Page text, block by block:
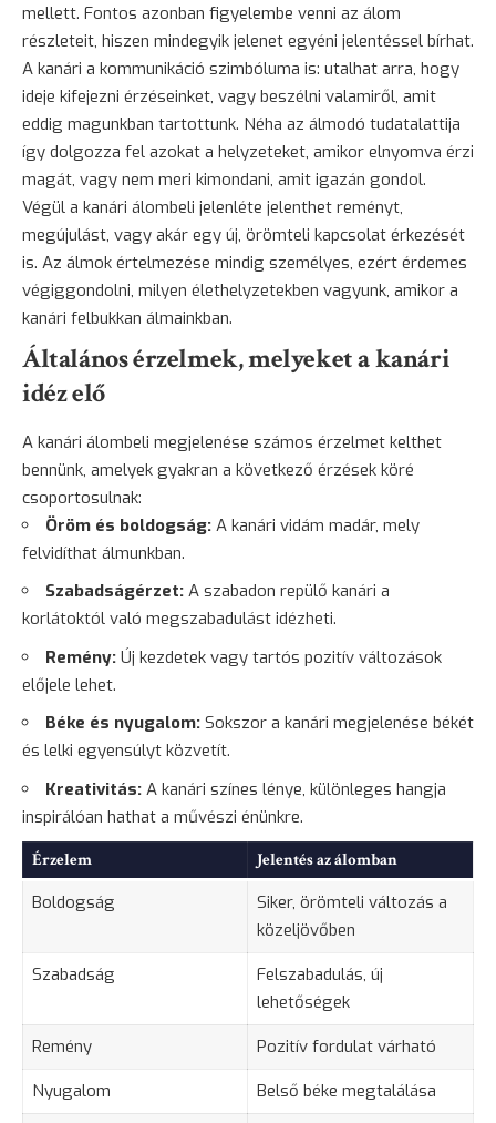
mellett. Fontos azonban figyelembe venni az álom
részleteit, hiszen mindegyik jelenet egyéni jelentéssel bírhat.
A kanári a kommunikáció szimbóluma is: utalhat arra, hogy
ideje kifejezni érzéseinket, vagy beszélni valamiről, amit
eddig magunkban tartottunk. Néha az álmodó tudatalattija
így dolgozza fel azokat a helyzeteket, amikor elnyomva érzi
magát, vagy nem meri kimondani, amit igazán gondol.
Végül a kanári álombeli jelenléte jelenthet reményt,
megújulást, vagy akár egy új, örömteli kapcsolat érkezését
is. Az álmok értelmezése mindig személyes, ezért érdemes
végiggondolni, milyen élethelyzetekben vagyunk, amikor a
kanári felbukkan álmainkban.
Általános érzelmek, melyeket a kanári
idéz elő
A kanári álombeli megjelenése számos érzelmet kelthet
bennünk, amelyek gyakran a következő érzések köré
csoportosulnak:
Öröm és boldogság: A kanári vidám madár, mely
felvidíthat álmunkban.
Szabadságérzet: A szabadon repülő kanári a
korlátoktól való megszabadulást idézheti.
Remény: Új kezdetek vagy tartós pozitív változások
előjele lehet.
Béke és nyugalom: Sokszor a kanári megjelenése békét
és lelki egyensúlyt közvetít.
Kreativitás: A kanári színes lénye, különleges hangja
inspirálóan hathat a művészi énünkre.
Érzelem Jelentés az álomban
Boldogság
Siker, örömteli változás a
közeljövőben
Szabadság
Felszabadulás, új
lehetőségek
Remény
Pozitív fordulat várható
Nyugalom
Belső béke megtalálása